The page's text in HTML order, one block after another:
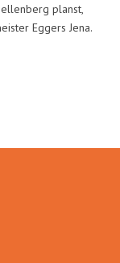
planst,
Eggers Jena.